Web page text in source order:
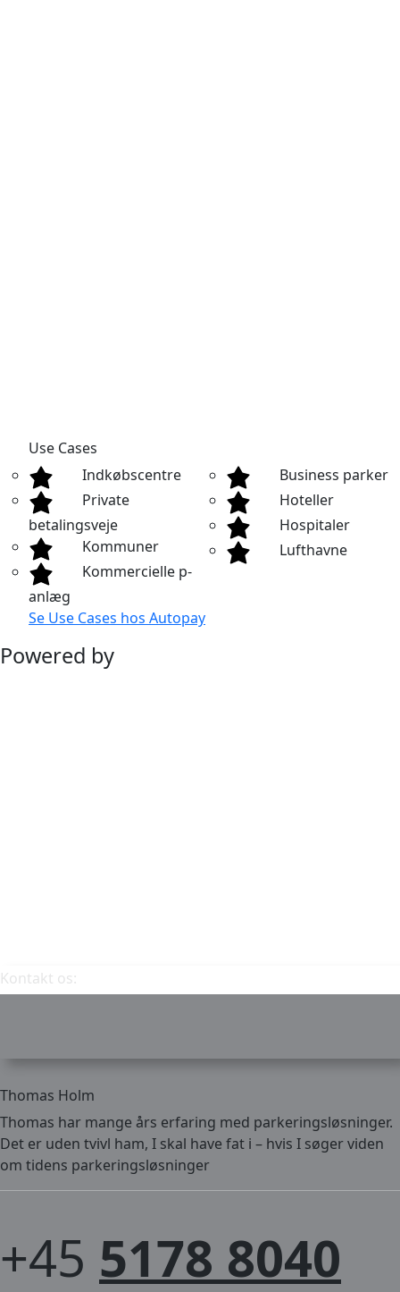
Use Cases
Indkøbscentre
Private
betalingsveje
Kommuner
Kommercielle p-
anlæg
Business parker
Hoteller
Hospitaler
Lufthavne
Se Use Cases hos Autopay
Powered by
Kontakt os:
Thomas Holm
Thomas har mange års erfaring med parkeringsløsninger.
Det er uden tvivl ham, I skal have fat i – hvis I søger viden
om tidens parkeringsløsninger
+45 5178 8040